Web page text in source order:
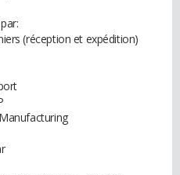
(réception et expédition)